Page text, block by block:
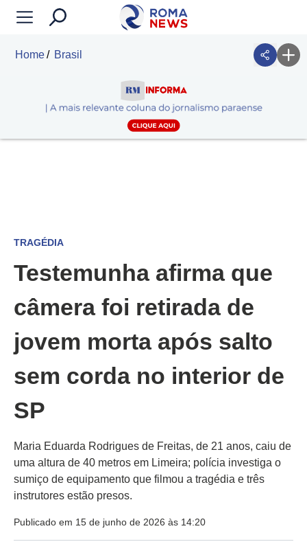
Home Brasil
TRAGÉDIA
Testemunha afirma que
câmera foi retirada de
jovem morta após salto
sem corda no interior de
SP
Maria Eduarda Rodrigues de Freitas, de 21 anos, caiu de
uma altura de 40 metros em Limeira; polícia investiga o
sumiço de equipamento que filmou a tragédia e três
instrutores estão presos.
Publicado em 15 de junho de 2026 às 14:20